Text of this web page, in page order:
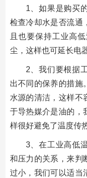
1、如果是购买
检查冷却水是否流通
且也要保持工业高
尘，这样也可延长电
2、我们要根据
出不同的保养的措施
水源的清洁，这样不
于导热媒介是油的，
样很好避免了温度传
3、在工业高低
和压力的关系，来判
过小，我们可以适当